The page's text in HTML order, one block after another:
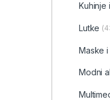
Kuhinje
Lutke
Maske i
Modni